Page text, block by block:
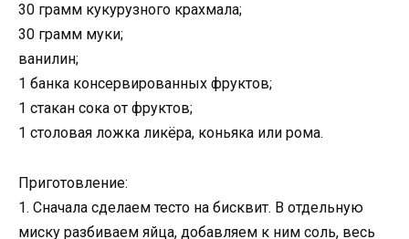
30 грамм кукурузного крахмала;
30 грамм муки;
ванилин;
1 банка консервированных фруктов;
1 стакан сока от фруктов;
1 столовая ложка ликёра, коньяка или рома.
Приготовление:
1. Сначала сделаем тесто на бисквит. В отдельную
миску разбиваем яйца, добавляем к ним соль, весь